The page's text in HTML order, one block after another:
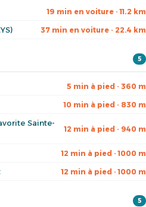
19 min en voiture · 11.2 km
37 min en voiture · 22.4 km
5
5 min à pied · 360 m
10 min à pied · 830 m
Sainte-
12 min à pied · 940 m
12 min à pied · 1000 m
12 min à pied · 1000 m
5